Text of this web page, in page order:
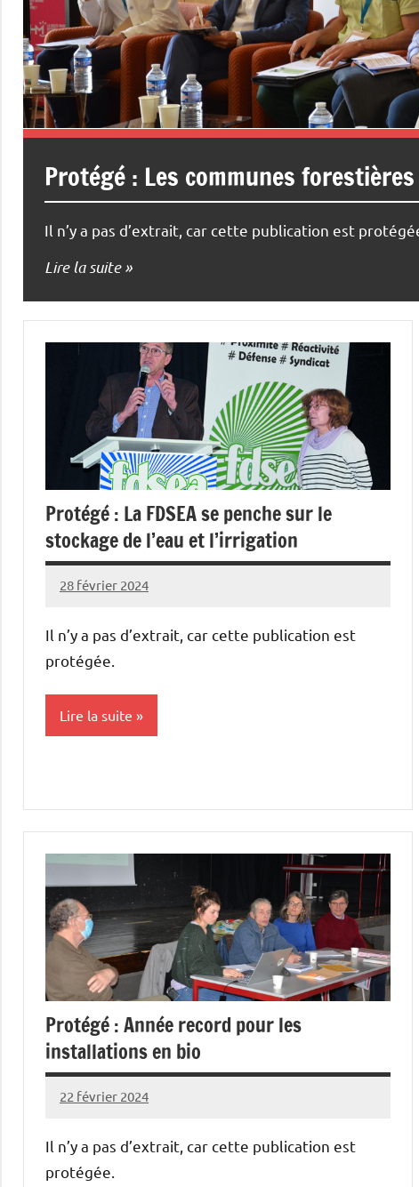
Protégé : Les communes
Il n’y a pas d’extrait, car cette publication est
Lire la suite
Protégé : La FDSEA se penche sur le
stockage de l’eau et l’irrigation
28 février 2024
L'Avenir
et
Rural
Il n’y a pas d’extrait, car cette publication est
protégée.
Lire la suite
Initiatives
Protégé : Année record pour les
installations en bio
22 février 2024
L'Avenir
et
Rural
Il n’y a pas d’extrait, car cette publication est
protégée.